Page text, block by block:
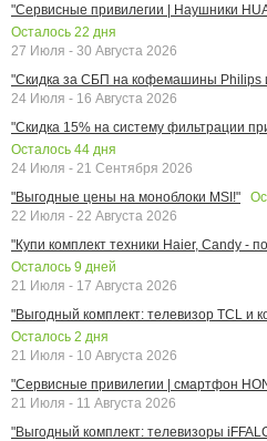
"Сервисные привилегии | Наушники
Осталось 22 дня
27 Июля - 30 Августа 2026
"Скидка за СБП на кофемашины Philips
24 Июля - 16 Августа 2026
"Скидка 15% на систему фильтрации
Осталось 44 дня
24 Июля - 21 Сентября 2026
"Выгодные цены на моноблоки MSI!"
22 Июля - 22 Августа 2026
"Купи комплект техники Haier, Candy -
Осталось 9 дней
21 Июля - 17 Августа 2026
"Выгодный комплект: телевизор TCL и
Осталось 2 дня
21 Июля - 10 Августа 2026
"Сервисные привилегии | смартфон
21 Июля - 11 Августа 2026
"Выгодный комплект: телевизоры